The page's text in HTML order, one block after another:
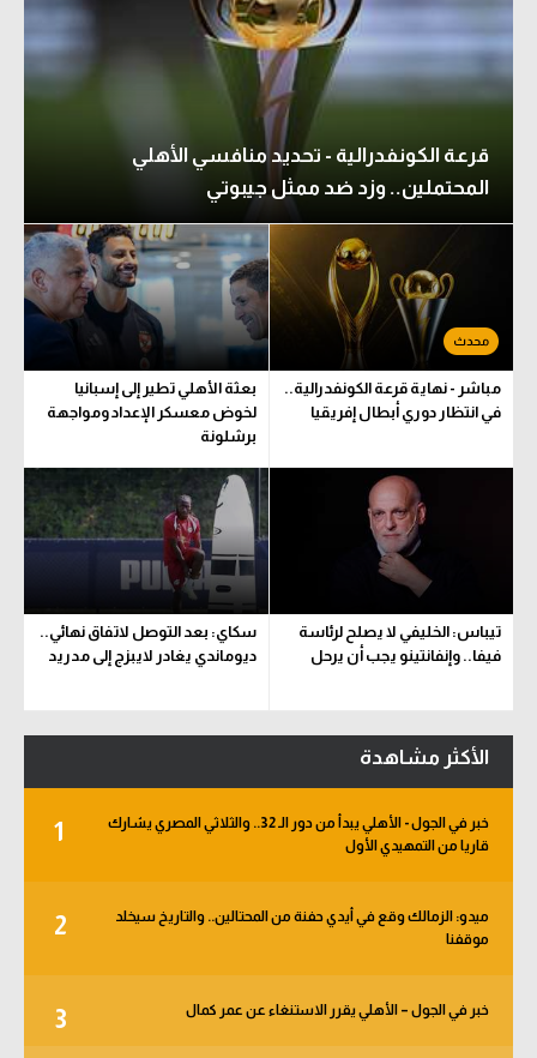
قرعة الكونفدرالية - تحديد منافسي الأهلي
المحتملين.. وزد ضد ممثل جيبوتي
مباشر - نهاية قرعة الكونفدرالية..
في انتظار دوري أبطال إفريقيا
بعثة الأهلي تطير إلى إسبانيا
لخوض معسكر الإعداد ومواجهة
برشلونة
تيباس: الخليفي لا يصلح لرئاسة
فيفا.. وإنفانتينو يجب أن يرحل
سكاي: بعد التوصل لاتفاق نهائي..
ديوماندي يغادر لايبزج إلى مدريد
الأكثر مشاهدة
1
خبر في الجول - الأهلي يبدأ من دور الـ 32.. والثلاثي المصري يشارك
قاريا من التمهيدي الأول
2
ميدو: الزمالك وقع في أيدي حفنة من المحتالين.. والتاريخ سيخلد
موقفنا
3 خبر في الجول – الأهلي يقرر الاستنغاء عن عمر كمال